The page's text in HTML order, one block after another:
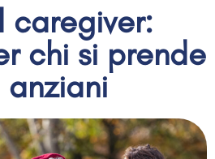
caregiver:
chi si prende